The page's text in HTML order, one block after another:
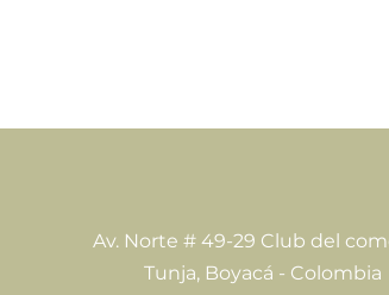
Av. Norte # 49-29 Club del
Tunja, Boyacá - Colombia